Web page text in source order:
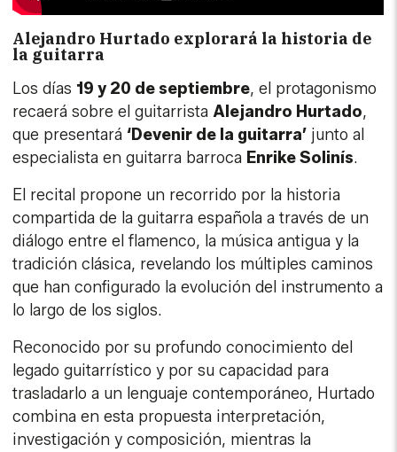
Alejandro Hurtado explorará la historia de
la guitarra
Los días 19 y 20 de septiembre, el protagonismo
recaerá sobre el guitarristaAlejandro Hurtado,
que presentará‘Devenir de la guitarra’ junto al
especialista en guitarra barroca Enrike Solinís.
El recital propone un recorrido por la historia
compartida de la guitarra española a través de un
diálogo entre el flamenco, la música antigua y la
tradición clásica, revelando los múltiples caminos
que han configurado la evolución del instrumento a
lo largo de los siglos.
Reconocido por su profundo conocimiento del
legado guitarrístico y por su capacidad para
trasladarlo a un lenguaje contemporáneo, Hurtado
combina en esta propuesta interpretación,
investigación y composición, mientras la